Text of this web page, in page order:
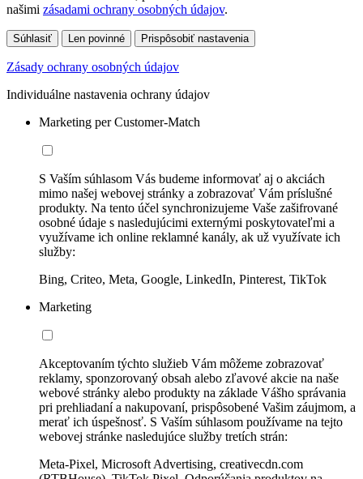
našimi zásadami ochrany osobných údajov.
Súhlasiť Len povinné Prispôsobiť nastavenia
Zásady ochrany osobných údajov
Individuálne nastavenia ochrany údajov
Marketing per Customer-Match
S Vaším súhlasom Vás budeme informovať aj o akciách
mimo našej webovej stránky a zobrazovať Vám príslušné
produkty. Na tento účel synchronizujeme Vaše zašifrované
osobné údaje s nasledujúcimi externými poskytovateľmi a
využívame ich online reklamné kanály, ak už využívate ich
služby:
Bing, Criteo, Meta, Google, LinkedIn, Pinterest, TikTok
Marketing
Akceptovaním týchto služieb Vám môžeme zobrazovať
reklamy, sponzorovaný obsah alebo zľavové akcie na naše
webové stránky alebo produkty na základe Vášho správania
pri prehliadaní a nakupovaní, prispôsobené Vašim záujmom, a
merať ich úspešnosť. S Vaším súhlasom používame na tejto
webovej stránke nasledujúce služby tretích strán:
Meta-Pixel, Microsoft Advertising, creativecdn.com